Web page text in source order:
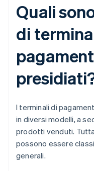
Quali
di
I terminali di
in diversi modelli, a
prodotti venduti.
possono essere
generali.